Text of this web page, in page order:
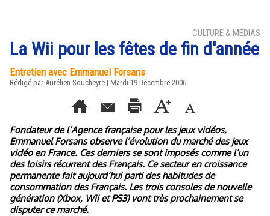
CULTURE & MÉDIAS
La Wii pour les fêtes de fin d'année
Entretien avec Emmanuel Forsans
Rédigé par Aurélien Soucheyre | Mardi 19 Décembre 2006
Fondateur de l’Agence française pour les jeux vidéos,
Emmanuel Forsans observe l’évolution du marché des jeux
vidéo en France. Ces derniers se sont imposés comme l’un
des loisirs récurrent des Français. Ce secteur en croissance
permanente fait aujourd’hui parti des habitudes de
consommation des Français. Les trois consoles de nouvelle
génération (Xbox, Wii et PS3) vont très prochainement se
disputer ce marché.